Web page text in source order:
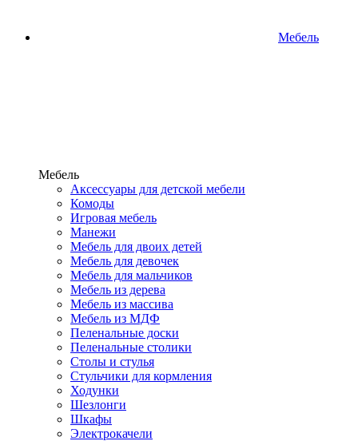
Мебель
Мебель
Аксессуары для детской мебели
Комоды
Игровая мебель
Манежи
Мебель для двоих детей
Мебель для девочек
Мебель для мальчиков
Мебель из дерева
Мебель из массива
Мебель из МДФ
Пеленальные доски
Пеленальные столики
Столы и стулья
Стульчики для кормления
Ходунки
Шезлонги
Шкафы
Электрокачели